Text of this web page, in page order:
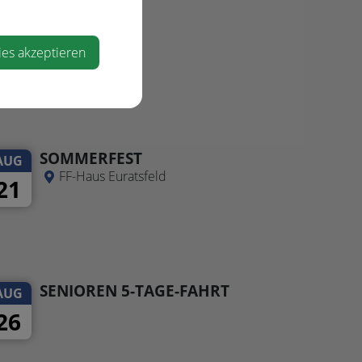
Ybbs, Erlauf und Kleiner Erlauf
SOMMERFEST
FF-Haus Euratsfeld
SENIOREN 5-TAGE-FAHRT
akzeptieren